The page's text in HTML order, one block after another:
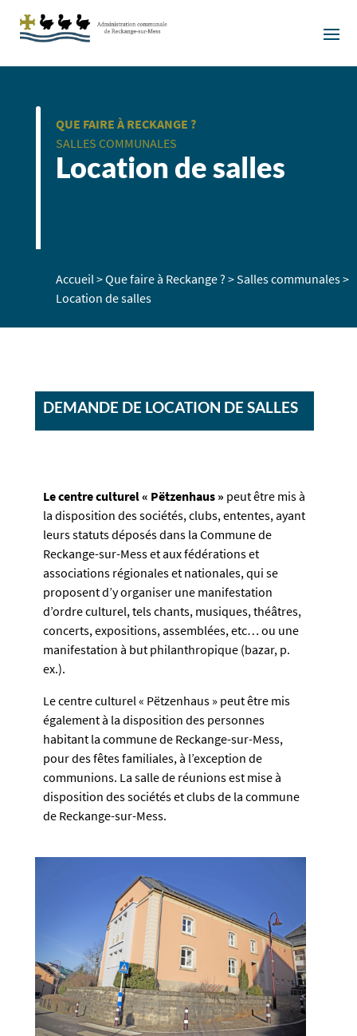
QUE FAIRE À RECKANGE ?
SALLES COMMUNALES
Location de salles
Accueil >Que faire à Reckange ? >Salles communales>
Location de salles
DEMANDE DE LOCATION DE SALLES
Le centre culturel « Pëtzenhaus » peut être mis à
la disposition des sociétés, clubs, ententes, ayant
leurs statuts déposés dans la Commune de
Reckange-sur-Mess et aux fédérations et
associations régionales et nationales, qui se
proposent d’y organiser une manifestation
d’ordre culturel, tels chants, musiques, théâtres,
concerts, expositions, assemblées, etc… ou une
manifestation à but philanthropique (bazar, p.
ex.).
Le centre culturel « Pëtzenhaus » peut être mis
également à la disposition des personnes
habitant la commune de Reckange-sur-Mess,
pour des fêtes familiales, à l’exception de
communions. La salle de réunions est mise à
disposition des sociétés et clubs de la commune
de Reckange-sur-Mess.